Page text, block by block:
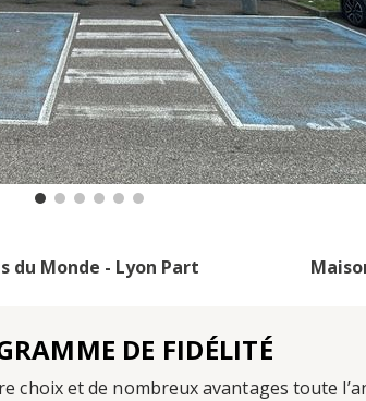
du Monde - Lyon Part
DE FIDÉLITÉ
choix et de nombreux avantages toute